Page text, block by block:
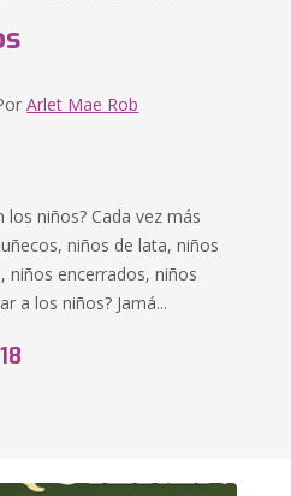
Arlet Mae Rob
niños? Cada vez más
niños de lata, niños
niños encerrados, niños
a los niños? Jamá...